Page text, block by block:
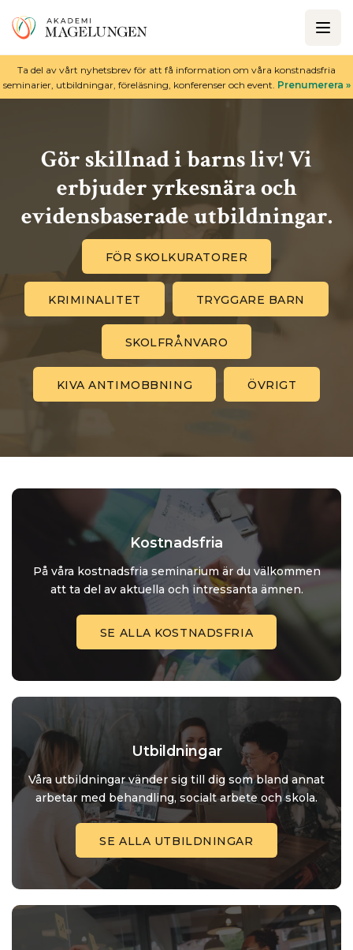
Ta del av vårt nyhetsbrev för att få information om våra konstnadsfria
seminarier, utbildningar, föreläsning, konferenser och event. Prenumerera »
Gör skillnad i barns liv! Vi
erbjuder yrkesnära och
evidensbaserade utbildningar.
FÖR SKOLKURATORER
KRIMINALITET TRYGGARE BARN
SKOLFRÅNVARO
KIVA ANTIMOBBNING ÖVRIGT
Kostnadsfria
På våra kostnadsfria seminarium är du välkommen
att ta del av aktuella och intressanta ämnen.
SE ALLA KOSTNADSFRIA
Utbildningar
Våra utbildningar vänder sig till dig som bland annat
arbetar med behandling, socialt arbete och skola.
SE ALLA UTBILDNINGAR